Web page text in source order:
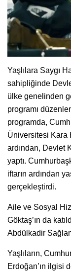
Yaşlılara Saygı
sahipliğinde
ülke genelinden
programı
programda,
Üniversitesi Kara
ardından, Devlet
yaptı.
iftarın ardından
gerçekleştirdi.
Aile ve Sosyal
Göktaş’ın da
Abdülkadir
Yaşlıların,
Erdoğan’ın ilgisi